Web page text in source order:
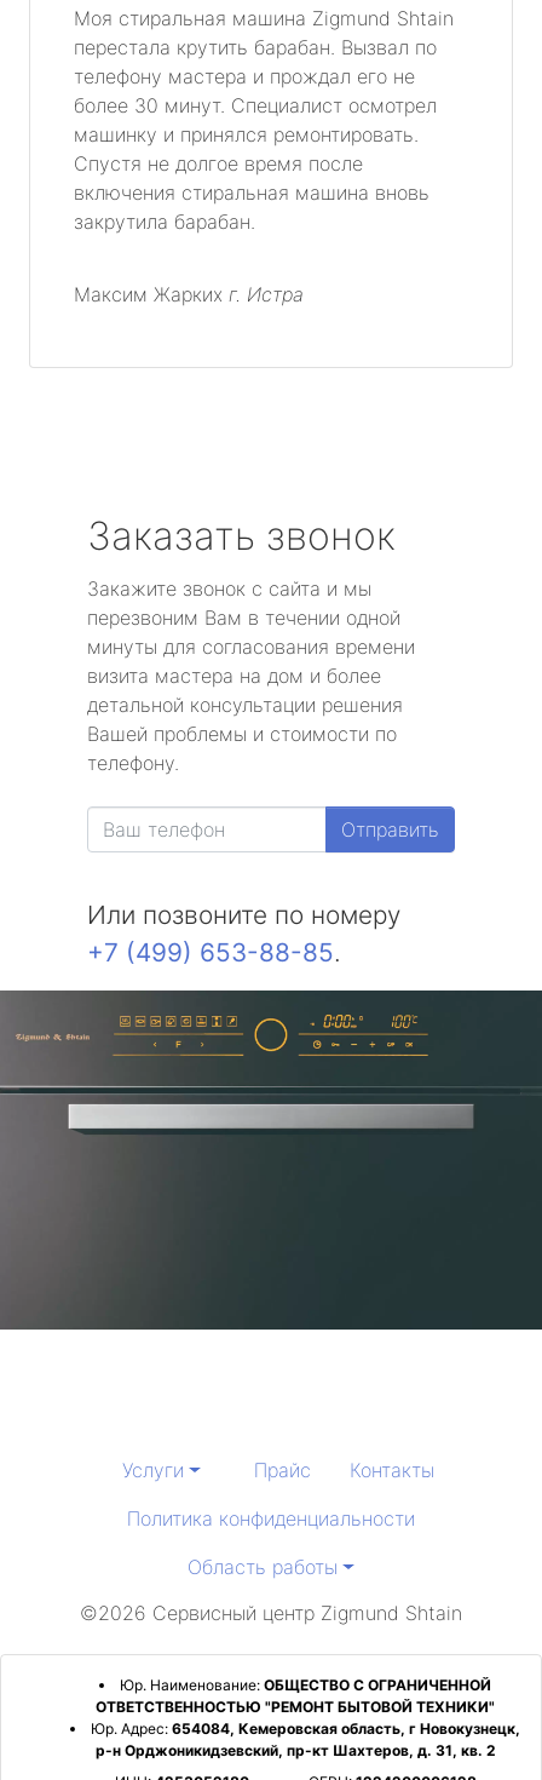
Моя стиральная машина Zigmund Shtain
перестала крутить барабан. Вызвал по
телефону мастера и прождал его не
более 30 минут. Специалист осмотрел
машинку и принялся ремонтировать.
Спустя не долгое время после
включения стиральная машина вновь
закрутила барабан.
Максим Жарких г. Истра
Заказать звонок
Закажите звонок с сайта и мы
перезвоним Вам в течении одной
минуты для согласования времени
визита мастера на дом и более
детальной консультации решения
Вашей проблемы и стоимости по
телефону.
Отправить
Или позвоните по номеру
+7 (499) 653-88-85.
Услуги Прайс
Контакты
Политика конфиденциальности
Область работы
©2026 Сервисный центр Zigmund Shtain
Юр. Наименование: ОБЩЕСТВО С ОГРАНИЧЕННОЙ
ОТВЕТСТВЕННОСТЬЮ "РЕМОНТ БЫТОВОЙ ТЕХНИКИ"
Юр. Адрес: 654084, Кемеровская область, г Новокузнецк,
р-н Орджоникидзевский, пр-кт Шахтеров, д. 31, кв. 2